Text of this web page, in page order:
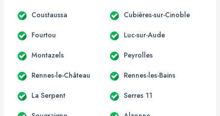
Coustaussa Cubières-sur-Cinoble
Fourtou Luc-sur-Aude
Montazels Peyrolles
Rennes-le-Château Rennes-les-Bains
La Serpent Serres 11